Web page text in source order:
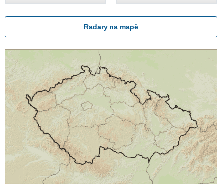
Radary na mapě